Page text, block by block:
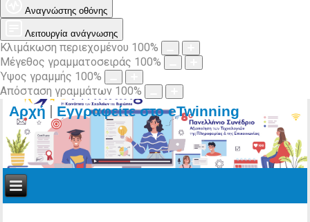
Αναγνώστης οθόνης
Λειτουργία ανάγνωσης
Κλιμάκωση περιεχομένου 100%
Μέγεθος γραμματοσειράς 100%
Ύψος γραμμής 100%
Απόσταση γραμμάτων 100%
Αρχή | Εγγραφείτε στο eTwinning